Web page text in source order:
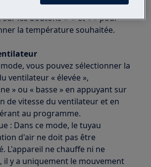
«moyenne» et «faible».
sur les boutons «+» et «-» pour
la température souhaitée.
vous pouvez sélectionner la
ventilateur « élevée »,
» ou « basse » en appuyant sur
de vitesse du ventilateur et en
au programme.
: Dans ce mode, le tuyau
d'air ne doit pas être
L'appareil ne chauffe ni ne
il y a uniquement le mouvement